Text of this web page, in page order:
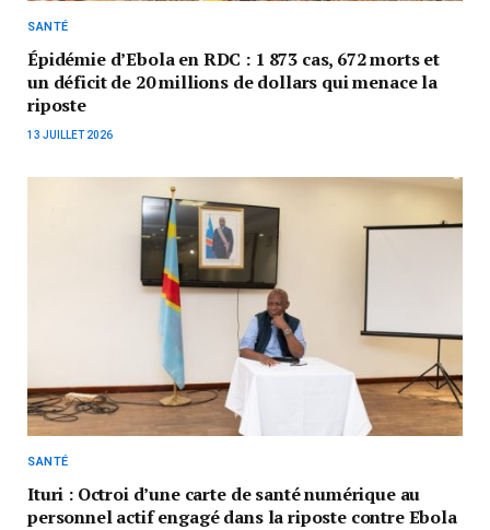
SANTÉ
Épidémie d’Ebola en RDC : 1 873 cas, 672 morts et
un déficit de 20 millions de dollars qui menace la
riposte
13 JUILLET 2026
SANTÉ
Ituri : Octroi d’une carte de santé numérique au
personnel actif engagé dans la riposte contre Ebola